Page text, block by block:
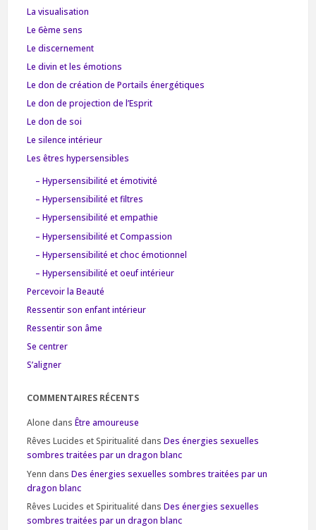
La visualisation
Le 6ème sens
Le discernement
Le divin et les émotions
Le don de création de Portails énergétiques
Le don de projection de l’Esprit
Le don de soi
Le silence intérieur
Les êtres hypersensibles
– Hypersensibilité et émotivité
– Hypersensibilité et filtres
– Hypersensibilité et empathie
– Hypersensibilité et Compassion
– Hypersensibilité et choc émotionnel
– Hypersensibilité et oeuf intérieur
Percevoir la Beauté
Ressentir son enfant intérieur
Ressentir son âme
Se centrer
S’aligner
COMMENTAIRES RÉCENTS
Alone dans Être amoureuse
Rêves Lucides et Spiritualité dans Des énergies sexuelles
sombres traitées par un dragon blanc
Yenn dans Des énergies sexuelles sombres traitées par un
dragon blanc
Rêves Lucides et Spiritualité dans Des énergies sexuelles
sombres traitées par un dragon blanc